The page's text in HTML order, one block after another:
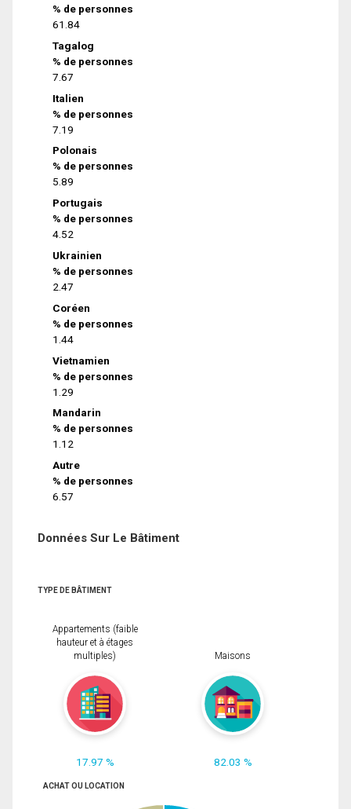
% de personnes
61.84
Tagalog
% de personnes
7.67
Italien
% de personnes
7.19
Polonais
% de personnes
5.89
Portugais
% de personnes
4.52
Ukrainien
% de personnes
2.47
Coréen
% de personnes
1.44
Vietnamien
% de personnes
1.29
Mandarin
% de personnes
1.12
Autre
% de personnes
6.57
Données Sur Le Bâtiment
TYPE DE BÂTIMENT
Appartements (faible
hauteur et à étages
multiples)
17.97 %
Maisons
82.03 %
ACHAT OU LOCATION